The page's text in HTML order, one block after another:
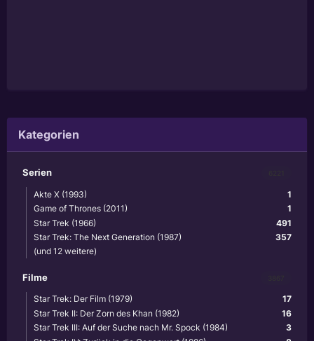
Kategorien
Serien
1
Akte X (1993)
1
Game of Thrones (2011)
491
Star Trek (1966)
357
Star Trek: The Next Generation (1987)
(und 12 weitere)
Filme
17
Star Trek: Der Film (1979)
16
Star Trek II: Der Zorn des Khan (1982)
3
Star Trek III: Auf der Suche nach Mr. Spock (1984)